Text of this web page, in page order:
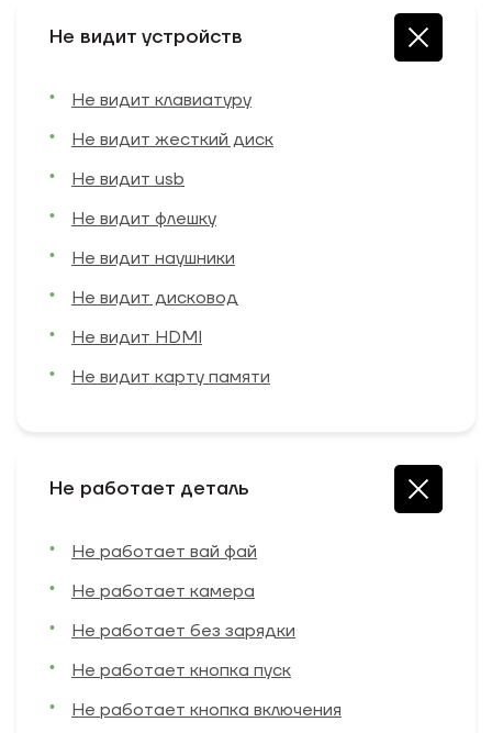
Не видит устройств
Не видит клавиатуру
Не видит жесткий диск
Не видит usb
Не видит флешку
Не видит наушники
Не видит дисковод
Не видит HDMI
Не видит карту памяти
Не работает деталь
Не работает вай фай
Не работает камера
Не работает без зарядки
Не работает кнопка пуск
Не работает кнопка включения